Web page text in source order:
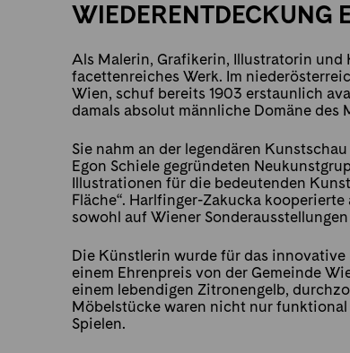
WIEDERENTDECKUNG
Als Malerin, Grafikerin, Illustratorin
facettenreiches Werk. Im
Wien, schuf bereits 1903 erstaunlich
damals absolut männliche Domäne des
Sie nahm an der legendären
Egon Schiele gegründeten
Illustrationen für die bedeutenden
Fläche“. Harlfinger-Zakucka
sowohl auf Wiener
Die Künstlerin wurde für das
einem Ehrenpreis von der Gemeinde
einem lebendigen Zitronengelb,
Möbelstücke waren nicht nur
Spielen.